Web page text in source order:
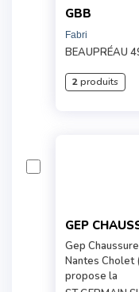
GBB
Fabri
BEAUPRÉAU
2produits
GEP
Gep
Nantes Cholet
propose la